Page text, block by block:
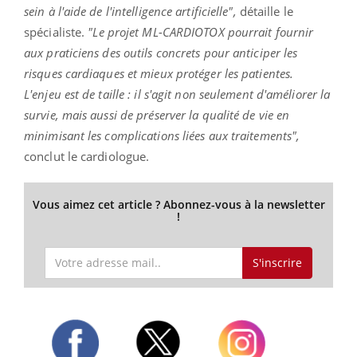
sein à l'aide de l'intelligence artificielle", détaille le
spécialiste. "Le projet ML-CARDIOTOX pourrait fournir
aux praticiens des outils concrets pour anticiper les
risques cardiaques et mieux protéger les patientes.
L'enjeu est de taille : il s'agit non seulement d'améliorer la
survie, mais aussi de préserver la qualité de vie en
minimisant les complications liées aux traitements",
conclut le cardiologue.
Vous aimez cet article ? Abonnez-vous à la newsletter
!
S'inscrire